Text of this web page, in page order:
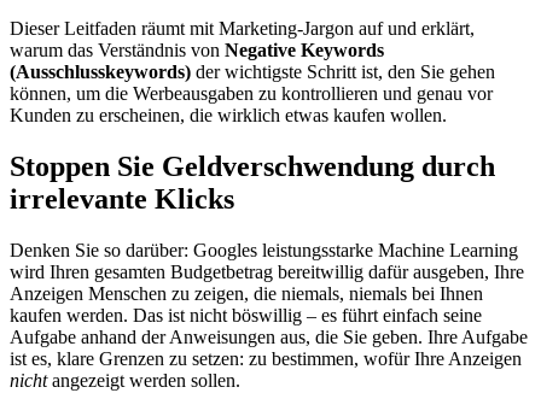
Dieser Leitfaden räumt mit Marketing-Jargon auf und erklärt,
warum das Verständnis von Negative Keywords
(Ausschlusskeywords) der wichtigste Schritt ist, den Sie gehen
können, um die Werbeausgaben zu kontrollieren und genau vor
Kunden zu erscheinen, die wirklich etwas kaufen wollen.
Stoppen Sie Geldverschwendung durch
irrelevante Klicks
Denken Sie so darüber: Googles leistungsstarke Machine Learning
wird Ihren gesamten Budgetbetrag bereitwillig dafür ausgeben, Ihre
Anzeigen Menschen zu zeigen, die niemals, niemals bei Ihnen
kaufen werden. Das ist nicht böswillig – es führt einfach seine
Aufgabe anhand der Anweisungen aus, die Sie geben. Ihre Aufgabe
ist es, klare Grenzen zu setzen: zu bestimmen, wofür Ihre Anzeigen
nichtangezeigt werden sollen.